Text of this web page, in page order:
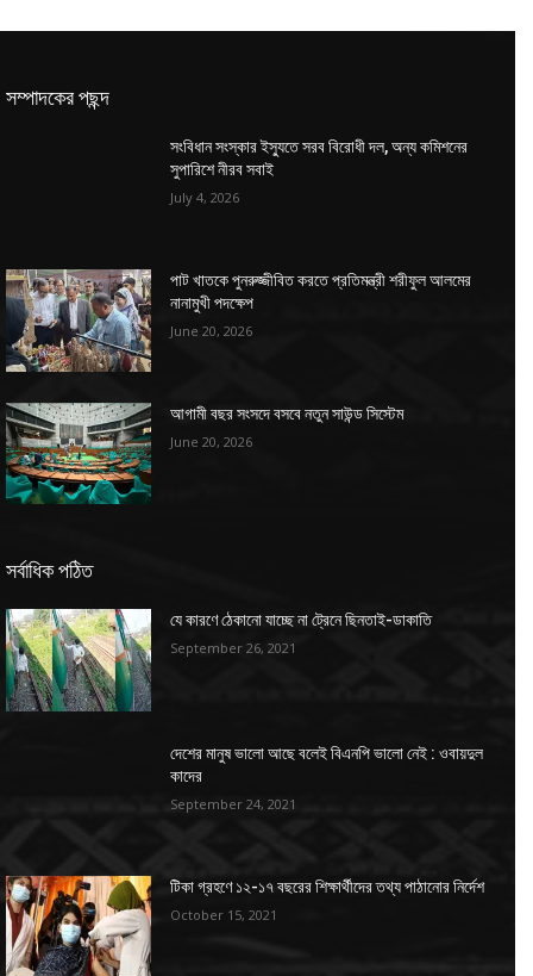
সম্পাদকের পছন্দ
সংবিধান সংস্কার ইস্যুতে সরব বিরোধী দল, অন্য কমিশনের
সুপারিশে নীরব সবাই
July 4, 2026
পাট খাতকে পুনরুজ্জীবিত করতে প্রতিমন্ত্রী শরীফুল আলমের
নানামুখী পদক্ষেপ
June 20, 2026
আগামী বছর সংসদে বসবে নতুন সাউন্ড সিস্টেম
June 20, 2026
সর্বাধিক পঠিত
যে কারণে ঠেকানো যাচ্ছে না ট্রেনে ছিনতাই-ডাকাতি
September 26, 2021
দেশের মানুষ ভালো আছে বলেই বিএনপি ভালো নেই : ওবায়দুল
কাদের
September 24, 2021
টিকা গ্রহণে ১২-১৭ বছরের শিক্ষার্থীদের তথ্য পাঠানোর নির্দেশ
October 15, 2021